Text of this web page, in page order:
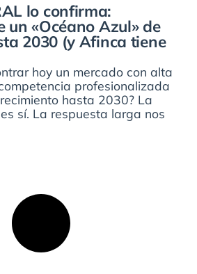
lo confirma:
un «Océano Azul» de
2030 (y Afinca tiene
hoy un mercado con alta
profesionalizada
hasta 2030? La
sí. La respuesta larga nos